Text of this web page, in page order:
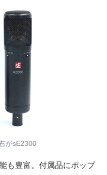
がsE2300
も豊富。付属品にポップ